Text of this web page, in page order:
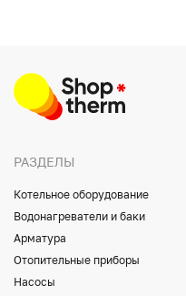
РАЗДЕЛЫ
Котельное оборудование
Водонагреватели и баки
Арматура
Отопительные приборы
Насосы